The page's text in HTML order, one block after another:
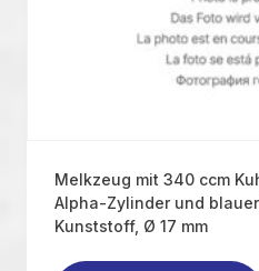
Melkzeug mit 340 ccm
Alpha-Zylinder und
Kunststoff, Ø 17 mm